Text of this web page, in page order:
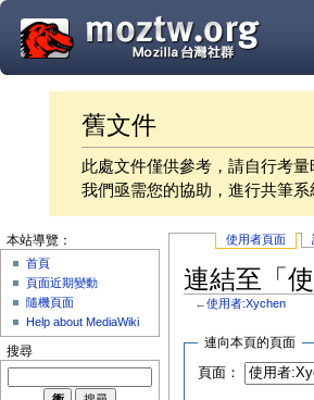
舊文件
此處文件僅供參考，請自行考
我們亟需您的協助，進行共筆
使用者頁面
連結至「
←使用者:Xychen
連向本頁的頁面
頁面：
本站導覽：
首頁
頁面近期變動
隨機頁面
Help about MediaWiki
搜尋